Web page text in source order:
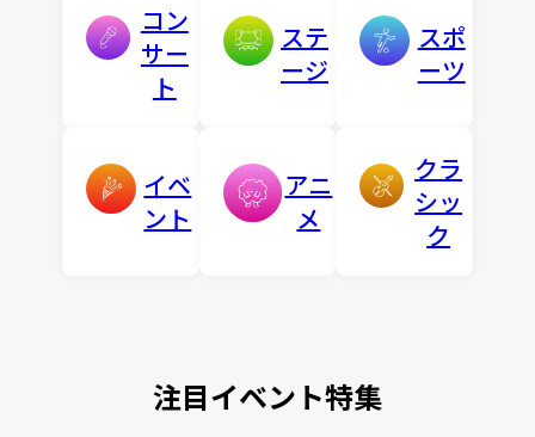
コン
サー
ト
ステ
ージ
スポ
ーツ
イベ
ント
アニ
メ
クラ
シッ
ク
注目イベント特集